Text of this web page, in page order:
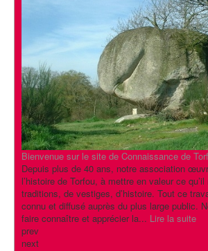
Bienvenue sur le site de Connaissance de
Depuis plus de 40 ans, notre association
l’histoire de Torfou, à mettre en valeur ce
traditions, de vestiges, d’histoire. Tout ce
connu et diffusé auprès du plus large public.
faire connaître et apprécier la... Lire la suite
prev
next